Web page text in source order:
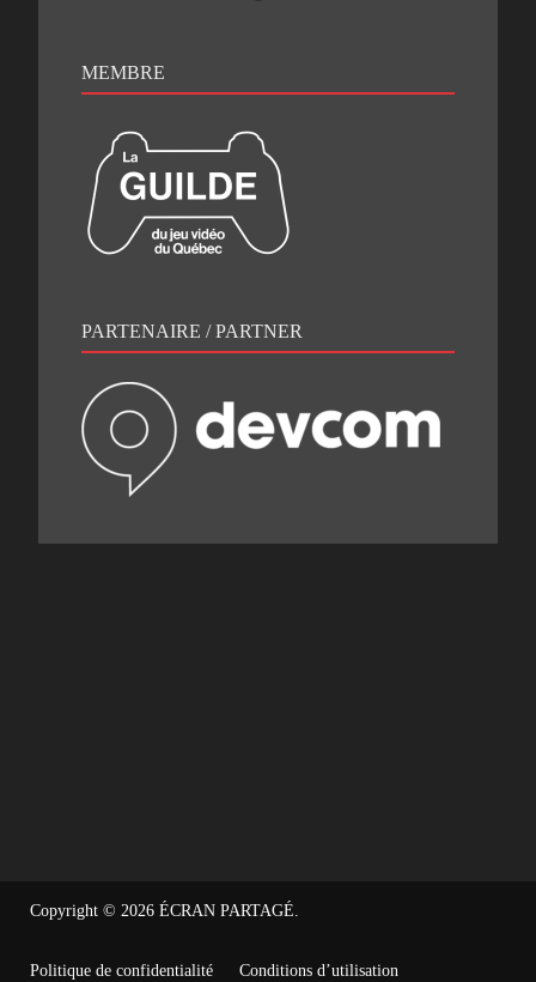
MEMBRE
PARTENAIRE / PARTNER
Copyright © 2026 ÉCRAN PARTAGÉ
Politique de confidentialité Conditions d’utilisation